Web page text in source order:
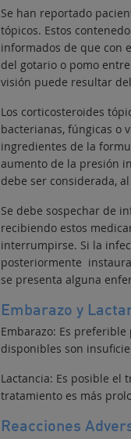
Se han reportado
tópicos. Estos
informados de que con
del gotario o pomo
visión puede resultar
Los corticosteroides
bacterianas, fúngicas o
ingredientes de la
aumento de la presión
debe ser considerada,
Se debe sospechar de
recibiendo estos
interrumpirse. Si la
posteriormente
se presenta alguna
Embarazo y
Embarazo: Es
disponibles son
Lactancia: Es posible
tratamiento es más
Reacciones